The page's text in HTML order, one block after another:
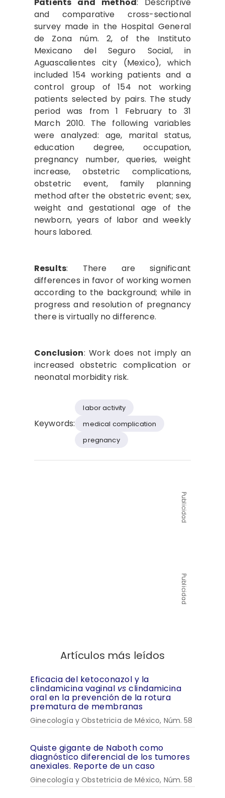
and comparative cross-sectional
survey made in the Hospital General
de Zona núm. 2, of the Instituto
Mexicano del Seguro Social, in
Aguascalientes city (Mexico), which
included 154 working patients and a
control group of 154 not working
patients selected by pairs. The study
period was from 1 February to 31
March 2010. The following variables
were analyzed: age, marital status,
education degree, occupation,
pregnancy number, queries, weight
increase, obstetric complications,
obstetric event, family planning
method after the obstetric event; sex,
weight and gestational age of the
newborn, years of labor and weekly
hours labored.
Results: There are significant
differences in favor of working women
according to the background; while in
progress and resolution of pregnancy
there is virtually no difference.
Conclusion: Work does not imply an
increased obstetric complication or
neonatal morbidity risk.
Keywords:
labor activity
medical complication
pregnancy
Publicidad
Publicidad
Artículos más leídos
Eficacia del ketoconazol y la
clindamicina vaginal vs clindamicina
oral en la prevención de la rotura
prematura de membranas
Ginecología y Obstetricia de México, Núm. 58
Quiste gigante de Naboth como
diagnóstico diferencial de los tumores
anexiales. Reporte de un caso
Ginecología y Obstetricia de México, Núm. 58